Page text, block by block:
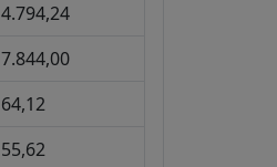
4.794,24
7.844,00
64,12
55,62